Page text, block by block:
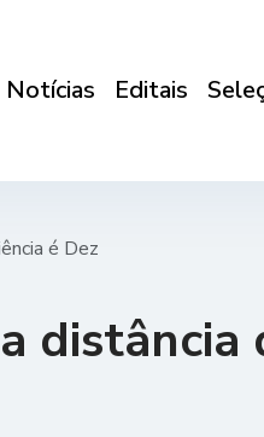
Notícias Editais
é Dez
distância